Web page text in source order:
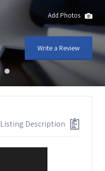
Write a Review
Listing Description